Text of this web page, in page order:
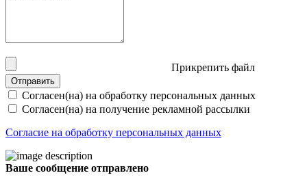
Прикрепить файл
Отправить
Согласен(на) на обработку персональных данных
Согласен(на) на получение рекламной рассылки
Согласие на обработку персональных данных
Ваше сообщение отправлено